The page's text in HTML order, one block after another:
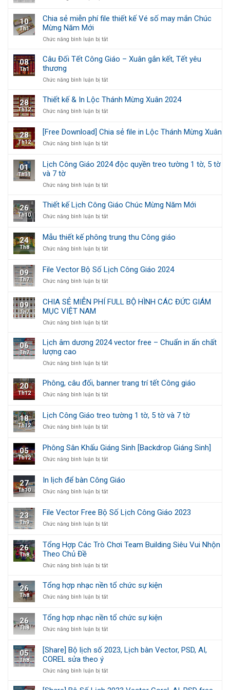
Giáo
VECTOR
BỘ
LỊCH
2025
10
Th1
Chia sẻ miễn phí file thiết kế Vé số may mắn Chúc
Mừng Năm Mới
Chức năng bình luận bị tắtở
sẻ
miễn
file
kế
Vé
số
mắn
Mừng
Mới
08
Th1
Câu Đối Tết Công Giáo – Xuân gắn kết, Tết yêu
thương
Chức năng bình luận bị tắtở
Đối
Tết
Công
–
Xuân
gắn
Tết
28
Th12
Thiết kế & In Lộc Thánh Mừng Xuân 2024
Chức năng bình luận bị tắtở
&
In
Thánh
Mừng
2024
28
Th12
[Free Download] Chia sẻ file in Lộc Thánh Mừng Xuân
Chức năng bình luận bị tắtở
Chia
file
Thánh
Mừng
01
Th11
Lịch Công Giáo 2024 độc quyền treo tường 1 tờ, 5 tờ
và 7 tờ
Chức năng bình luận bị tắtở
Công
Giáo
2024
quyền
treo
tường
tờ,
5
tờ
7
26
Th10
Thiết kế Lịch Công Giáo Chúc Mừng Năm Mới
Chức năng bình luận bị tắtở
Lịch
Công
Mừng
Năm
24
Th8
Mẫu thiết kế phông trung thu Công giáo
Chức năng bình luận bị tắtở
kế
phông
Công
09
Th7
File Vector Bộ Số Lịch Công Giáo 2024
Chức năng bình luận bị tắtở
Bộ
Lịch
2024
09
Th7
CHIA SẺ MIỄN PHÍ FULL BỘ HÌNH CÁC ĐỨC GIÁM
MỤC VIỆT NAM
Chức năng bình luận bị tắtở
SẺ
MIỄN
FULL
CÁC
ĐỨC
MỤC
VIỆT
NAM
06
Th7
Lịch âm dương 2024 vector free – Chuẩn in ấn chất
lượng cao
Chức năng bình luận bị tắtở
dương
2024
free
–
Chuẩn
ấn
chất
lượng
20
Th12
Phông, câu đối, banner trang trí tết Công giáo
Chức năng bình luận bị tắtở
đối,
banner
tết
Công
18
Th12
Lịch Công Giáo treo tường 1 tờ, 5 tờ và 7 tờ
Chức năng bình luận bị tắtở
Giáo
treo
tờ,
5
và
7
tờ
05
Th12
Phông Sân Khấu Giáng Sinh [Backdrop Giáng Sinh]
Chức năng bình luận bị tắtở
Khấu
Giáng
[Backdrop
Giáng
Sinh]
27
Th10
In lịch để bàn Công Giáo
Chức năng bình luận bị tắtở
để
bàn
23
Th9
File Vector Free Bộ Số Lịch Công Giáo 2023
Chức năng bình luận bị tắtở
Free
Số
Công
Giáo
2023
26
Th8
Tổng Hợp Các Trò Chơi Team Building Siêu Vui Nhộn
Theo Chủ Đề
Chức năng bình luận bị tắtở
Hợp
Các
Trò
Team
Building
Siêu
Nhộn
Đề
26
Th8
Tổng hợp nhạc nền tổ chức sự kiện
Chức năng bình luận bị tắtở
hợp
nhạc
nền
sự
26
Th8
Tổng hợp nhạc nền tổ chức sự kiện
Chức năng bình luận bị tắtở
nhạc
tổ
05
Th8
[Share] Bộ lịch số 2023, Lịch bàn Vector, PSD, AI,
COREL sửa theo ý
Chức năng bình luận bị tắtở
Bộ